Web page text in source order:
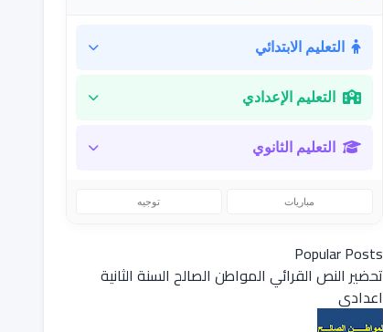
التعليم الابتدائي
التعليم الإعدادي
التعليم الثانوي
مباريات توجيه
Popular Posts
تحضير النص القرائي المواطن الصالح السنة الثانية
اعدادي